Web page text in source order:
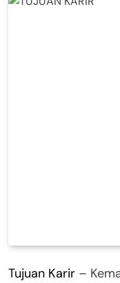
Tujuan Karir –